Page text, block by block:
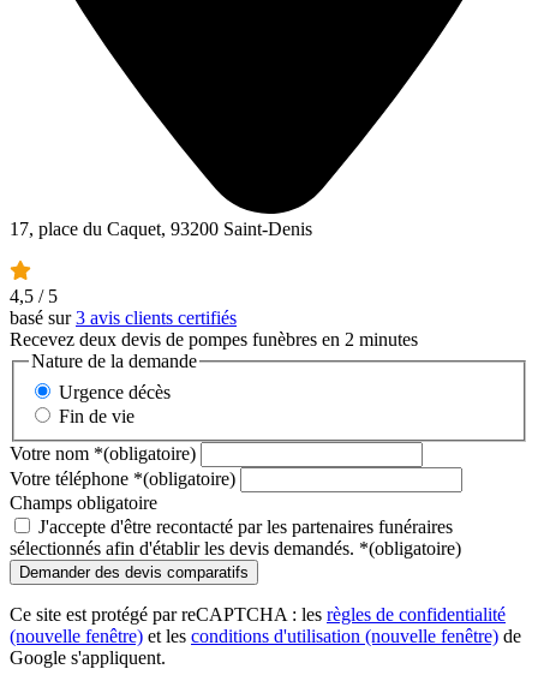
17, place du Caquet, 93200 Saint-Denis
4,5 / 5
basé sur3 avis clients certifiés
Recevez deux devis de pompes funèbres en 2 minutes
Nature de la demande
Urgence décès
Fin de vie
Votre nom *(obligatoire)
Votre téléphone *(obligatoire)
Champs obligatoire
J'accepte d'être recontacté par les partenaires funéraires
sélectionnés afin d'établir les devis demandés. *(obligatoire)
Ce site est protégé par reCAPTCHA : les règles de confidentialité
(nouvelle fenêtre) et les conditions d'utilisation (nouvelle fenêtre) de
Google s'appliquent.